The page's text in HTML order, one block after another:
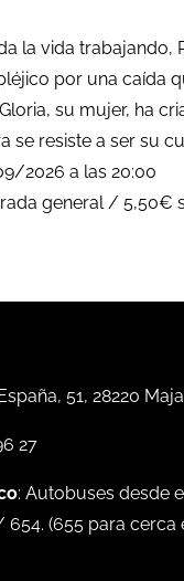
la vida trabajando,
por una caída
su mujer, ha
se resiste a ser su
2026 a las 20:00
general / 5,50€
51, 28220
27
: Autobuses desde
654. (655 para cerca